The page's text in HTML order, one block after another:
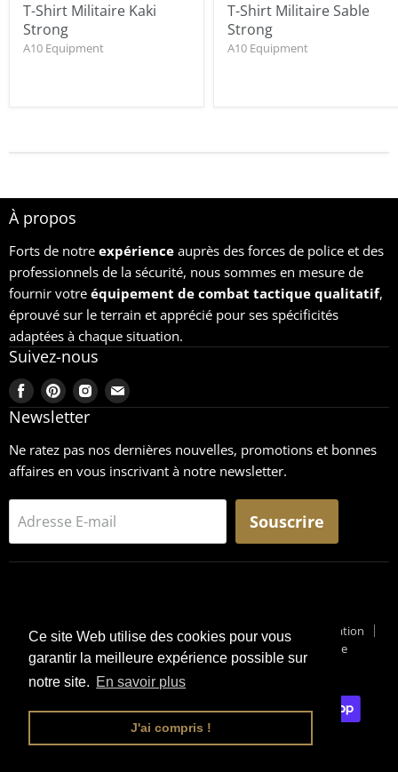
Ce site Web utilise des cookies pour vous
garantir la meilleure expérience possible sur
notre site. En savoir plus
J'ai compris !
T-Shirt Militaire Kaki
Strong
A10 Equipment
T-Shirt Militaire Sable
Strong
A10 Equipment
À propos
Forts de notre expérience auprès des forces de police et des
professionnels de la sécurité, nous sommes en mesure de
fournir votre équipement de combat tactique qualitatif,
éprouvé sur le terrain et apprécié pour ses spécificités
adaptées à chaque situation.
Suivez-nous
Trouvez-
nous
Facebook
Trouvez-
nous
Pinterest
Trouvez-
nous
Trouvez-
nous
Newsletter
Ne ratez pas nos dernières nouvelles, promotions et bonnes
affaires en vous inscrivant à notre newsletter.
Adresse E-mail Souscrire
Conditions générales de vente
Conditions générales d'utilisation
Pourquoi un Surplus Militaire ?
Suivi de Colis
Blog Militaire